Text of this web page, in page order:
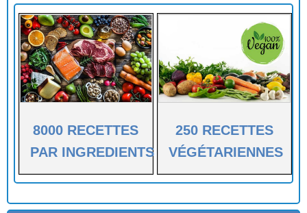
8000 RECETTES
PAR INGREDIENTS
250 RECETTES
VÉGÉTARIENNES